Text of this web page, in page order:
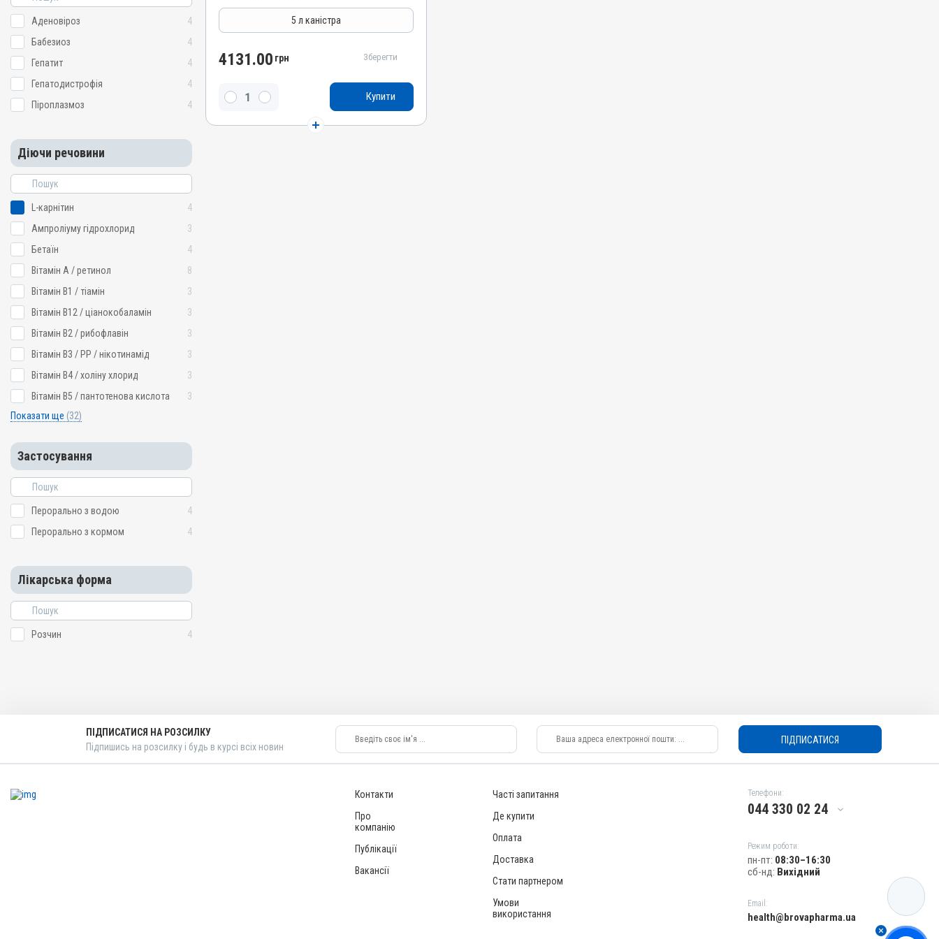
Аденовіроз
4
Бабезиоз
4
Гепатит
4
Гепатодистрофія
4
Піроплазмоз
4
Діючи речовини
L-карнітин
4
Ампроліуму гідрохлорид
3
Бетаїн
4
Вітамін A / ретинол
8
Вітамін B1 / тіамін
3
Вітамін B12 / ціанокобаламін
3
Вітамін B2 / рибофлавін
3
Вітамін B3 / PP / нікотинамід
3
Вітамін B4 / холіну хлорид
3
Вітамін B5 / пантотенова кислота
3
Показати ще (32)
Застосування
Перорально з водою
4
Перорально з кормом
4
Лікарська форма
Розчин 4
Гепатопротектори, Регулятори травлення
Лікарська форма
Бетаїн, Силімарин, Метіонін, L-карнітин, Сорбіт
Види тварин
ВРХ, Вівці, Кози, Свині, Коні, Собаки, Коти,
5 л каністра
4131.00 грн Зберегти
Купити
ПІДПИСАТИСЯ НА РОЗСИЛКУ
Підпишись на розсилку і будь в курсі всіх новин
ПІДПИСАТИСЯ
Контакти
Про
компанію
Публікації
Вакансії
Часті запитання
Де купити
Оплата
Доставка
Стати партнером
Умови
використання
Телефони:
044 330 02 24
Режим роботи:
пн-пт: 08:30–16:30
сб-нд: Вихідний
Email:
health@brovapharma.ua
КАТАЛОГ